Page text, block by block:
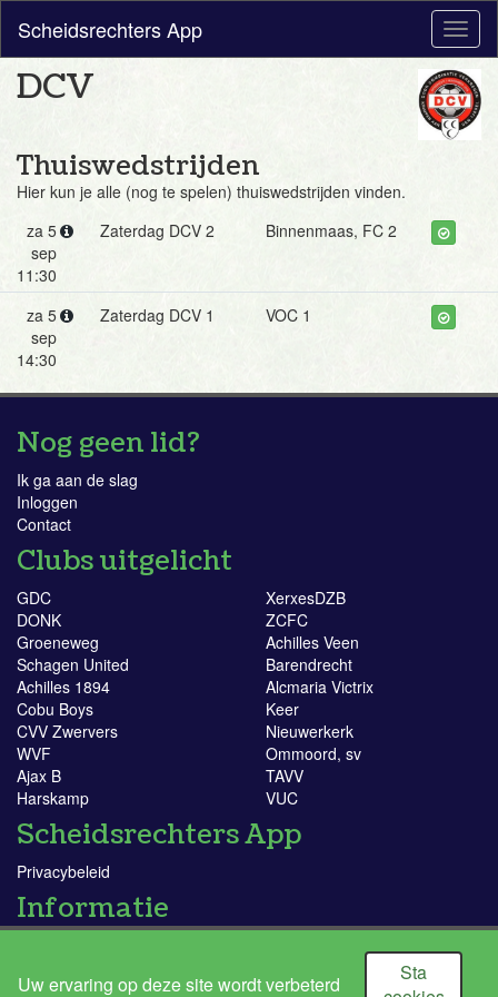
Scheidsrechters App
DCV
Thuiswedstrijden
Hier kun je alle (nog te spelen) thuiswedstrijden vinden.
za 5
sep
11:30
Zaterdag DCV 2 Binnenmaas, FC 2
za 5
sep
14:30
Zaterdag DCV 1 VOC 1
Nog geen lid?
Ik ga aan de slag
Inloggen
Contact
Clubs uitgelicht
GDC
DONK
Groeneweg
Schagen United
Achilles 1894
Cobu Boys
CVV Zwervers
WVF
Ajax B
Harskamp
XerxesDZB
ZCFC
Achilles Veen
Barendrecht
Alcmaria Victrix
Keer
Nieuwerkerk
Ommoord, sv
TAVV
VUC
Scheidsrechters App
Privacybeleid
Informatie
Ik word scheidsrechter
Uw ervaring op deze site wordt verbeterd
Sta